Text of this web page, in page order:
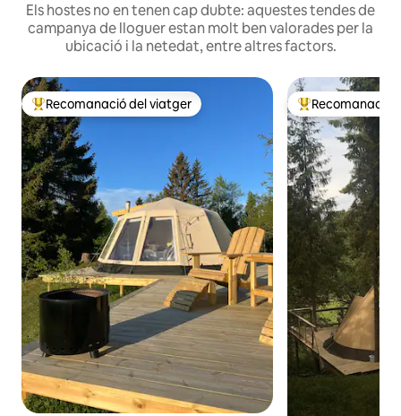
Els hostes no en tenen cap dubte: aquestes tendes de
campanya de lloguer estan molt ben valorades per la
ubicació i la netedat, entre altres factors.
Principals recomanacions dels viatgers
Recomanació del viatger Principals
Recomanació